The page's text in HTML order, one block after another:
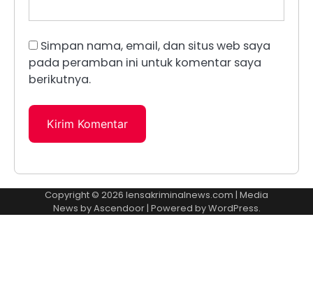
Simpan nama, email, dan situs web saya
pada peramban ini untuk komentar saya
berikutnya.
Copyright © 2026 lensakriminalnews.com | Media
News byAscendoor| Powered byWordPress.